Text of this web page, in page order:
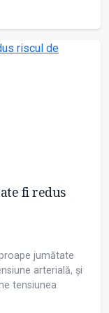
fi redus
jumătate
arterială, și
tensiunea